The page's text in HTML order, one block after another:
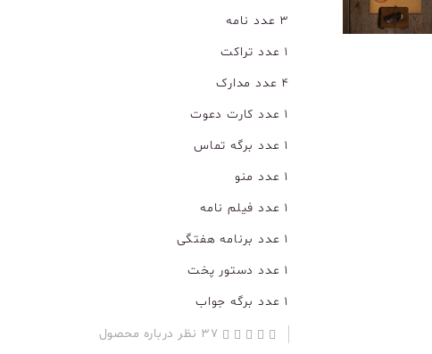
3 عدد نامه
1 عدد تراکت
4 عدد مدارک
1 عدد کارت دعوت
1 عدد برگه تماس
1 عدد منو
1 عدد فیلم نامه
1 عدد برنامه هفتگی
1 عدد دستور پخت
1 عدد برگه جواب
37 نظر درباره محصول